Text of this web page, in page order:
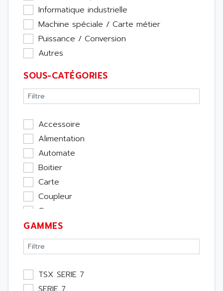
Informatique industrielle
Machine spéciale / Carte métier
Puissance / Conversion
Autres
SOUS-CATÉGORIES
Accessoire
Alimentation
Automate
Boitier
Carte
Coupleur
Cpu
Ecran
Entrée / Sortie
Memoire
Module Métier
Moteur
GAMMES
TSX SERIE 7